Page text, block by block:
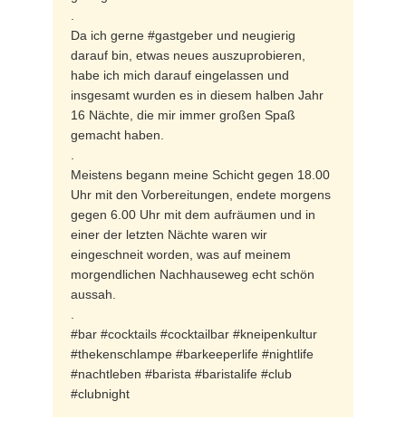
Da ich gerne #gastgeber und neugierig
darauf bin, etwas neues auszuprobieren,
habe ich mich darauf eingelassen und
insgesamt wurden es in diesem halben Jahr
16 Nächte, die mir immer großen Spaß
gemacht haben.
Meistens begann meine Schicht gegen 18.00
Uhr mit den Vorbereitungen, endete morgens
gegen 6.00 Uhr mit dem aufräumen und in
einer der letzten Nächte waren wir
eingeschneit worden, was auf meinem
morgendlichen Nachhauseweg echt schön
aussah.
#bar #cocktails #cocktailbar #kneipenkultur
#thekenschlampe #barkeeperlife #nightlife
#nachtleben #barista #baristalife #club
#clubnight